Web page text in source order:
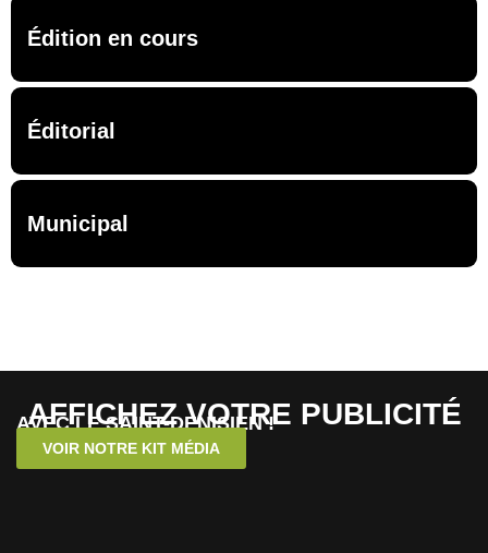
Édition en cours
Éditorial
Municipal
AFFICHEZ VOTRE PUBLICITÉ
AVEC LE SAINT-DENISIEN !
VOIR NOTRE KIT MÉDIA